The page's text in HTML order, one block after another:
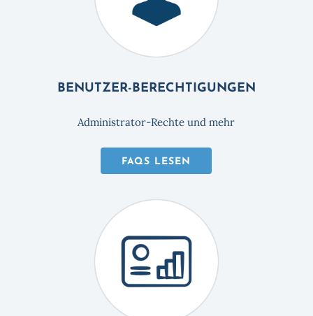
BENUTZER-BERECHTIGUNGEN
Administrator-Rechte und mehr
FAQS LESEN